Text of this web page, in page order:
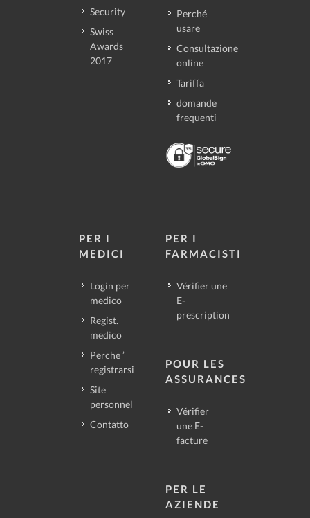
Security
Swiss
Awards
2017
Perché
usare
Consultazione
online
Tariffa
domande
frequenti
PER I
MEDICI
Login per
medico
Regist.
medico
Perche ’
registrarsi
Site
personnel
Contatto
PER I
FARMACISTI
Vérifier une
E-
prescription
POUR LES
ASSURANCES
Vérifier
une E-
facture
PER LE
AZIENDE